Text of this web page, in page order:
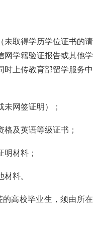
取得学历学位证书的请
网学籍验证报告或其他学
时上传教育部留学服务中
网签证明）；
及英语等级证书；
材料；
料。
的高校毕业生，须由所在